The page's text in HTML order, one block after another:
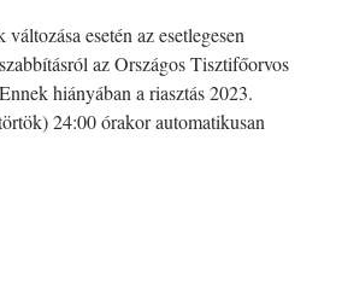
esetén az esetlegesen
az Országos Tisztifőorvos
hiányában a riasztás 2023.
24:00 órakor automatikusan